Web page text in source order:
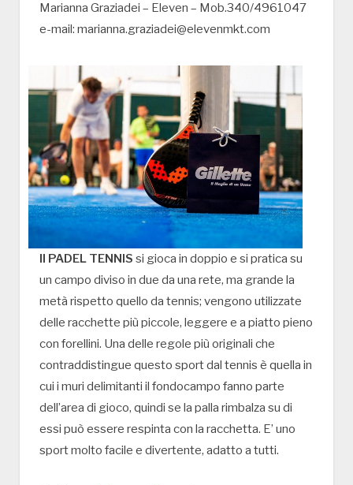
Marianna Graziadei – Eleven – Mob.340/4961047
e-mail: marianna.graziadei@elevenmkt.com
Il PADEL TENNIS si gioca in doppio e si pratica su
un campo diviso in due da una rete, ma grande la
metà rispetto quello da tennis; vengono utilizzate
delle racchette più piccole, leggere e a piatto pieno
con forellini. Una delle regole più originali che
contraddistingue questo sport dal tennis è quella in
cui i muri delimitanti il fondocampo fanno parte
dell’area di gioco, quindi se la palla rimbalza su di
essi può essere respinta con la racchetta. E’ uno
sport molto facile e divertente, adatto a tutti.